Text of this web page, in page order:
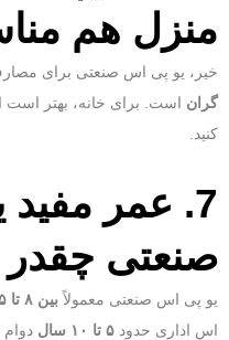
منزل هم
خیر، یو پی اس صنعتی برای
گران است. برای خانه، بهتر است
کنید.
7. عمر
صنعتی
یو پی اس صنعتی معمولاًبین ۸ تا ۱۵ سال
اس اداری حدود ۵ تا ۱۰ سال دوام